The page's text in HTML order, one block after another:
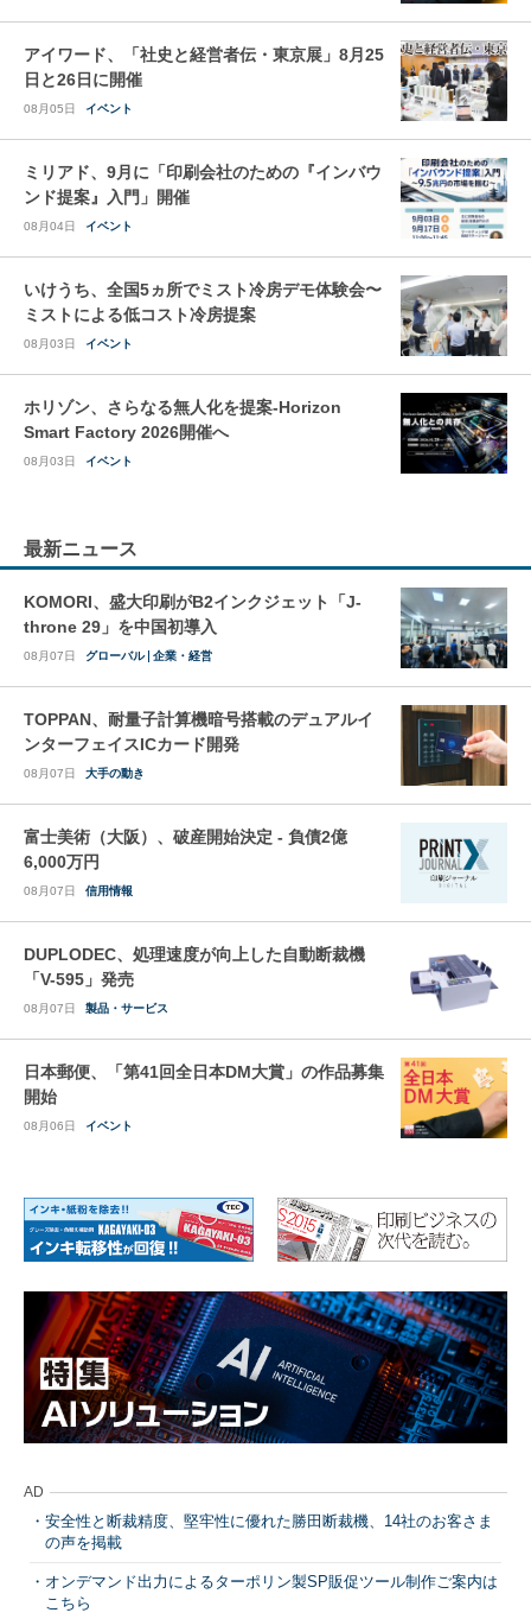
アイワード、「社史と経営者伝・東京展」8月25
日と26日に開催
08月05日 イベント
ミリアド、9月に「印刷会社のための『インバウ
ンド提案』入門」開催
08月04日 イベント
いけうち、全国5ヵ所でミスト冷房デモ体験会〜
ミストによる低コスト冷房提案
08月03日 イベント
ホリゾン、さらなる無人化を提案-Horizon
Smart Factory 2026開催へ
08月03日 イベント
最新ニュース
KOMORI、盛大印刷がB2インクジェット「J-
throne 29」を中国初導入
08月07日 グローバル 企業・経営
TOPPAN、耐量子計算機暗号搭載のデュアルイ
ンターフェイスICカード開発
08月07日 大手の動き
富士美術（大阪）、破産開始決定 - 負債2億
6,000万円
08月07日 信用情報
DUPLODEC、処理速度が向上した自動断裁機
「V-595」発売
08月07日 製品・サービス
日本郵便、「第41回全日本DM大賞」の作品募集
開始
08月06日 イベント
AD
安全性と断裁精度、堅牢性に優れた勝田断裁機、14社のお客さま
の声を掲載
オンデマンド出力によるターポリン製SP販促ツール制作ご案内は
こちら